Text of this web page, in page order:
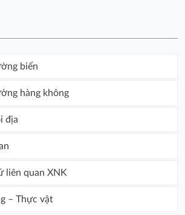
biển
hàng không
địa
liên quan XNK
– Thực vật